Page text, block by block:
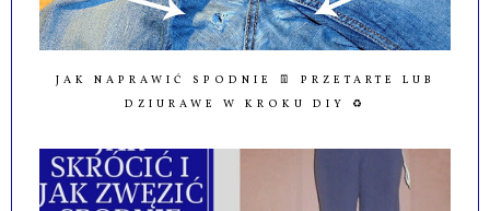
JAK NAPRAWIĆ SPODNIE 👖 PRZETARTE LUB
DZIURAWE W KROKU DIY ♻️